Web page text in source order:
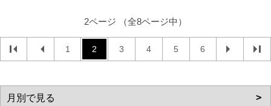
2ページ （全8ページ中）
1 2 3 4 5 6